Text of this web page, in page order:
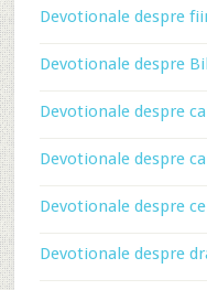
Devotionale despre
Devotionale despre
Devotionale despre
Devotionale despre
Devotionale despre
Devotionale despre